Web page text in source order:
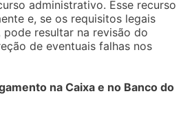
administrativo. Esse recurso
e, se os requisitos legais
resultar na revisão do
de eventuais falhas nos
na Caixa e no Banco do